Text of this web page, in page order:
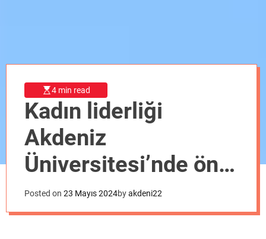
4 min read
Kadın liderliği
Akdeniz
Üniversitesi’nde öne
çıkıyor
Posted on 23 Mayıs 2024byakdeni22